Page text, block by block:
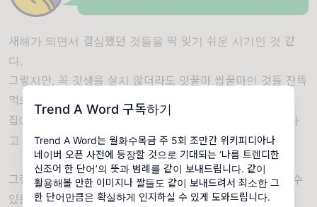
Trend A Word 구독하기
Trend A Word는 월화수목금 주 5회 조만간 위키피디아나
네이버 오픈 사전에 등장할 것으로 기대되는 ‘나름 트렌디한
신조어 한 단어’의 뜻과 범례를 같이 보내드립니다. 같이
활용해볼 만한 이미지나 짤들도 같이 보내드려서 최소한 그
한 단어만큼은 확실하게 인지하실 수 있게 도와드립니다.
새해가 되면서 결심했던 것들을 딱 잊기 쉬운 시기인 것 같
다.
그렇지만, 꼭 갓생을 살지 않더라도 맛꿀마 쌉꿀마인 것들 잔뜩
먹으면서
집에서 따뜻하게 시간을 보내는 것도 매우 깔끼한 인생이라
고 생각된다.
그런 의미에서 오늘은 어딘가 깔끼한 짤, 혹은 깔기할 때 쓸 수
있는 짤을 모아왔다.